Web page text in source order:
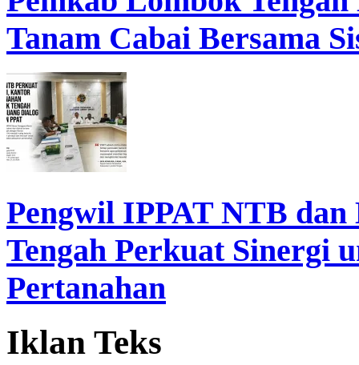
Tanam Cabai Bersama
Pengwil IPPAT NTB
Tengah Perkuat Sinergi
Pertanahan
Iklan Teks